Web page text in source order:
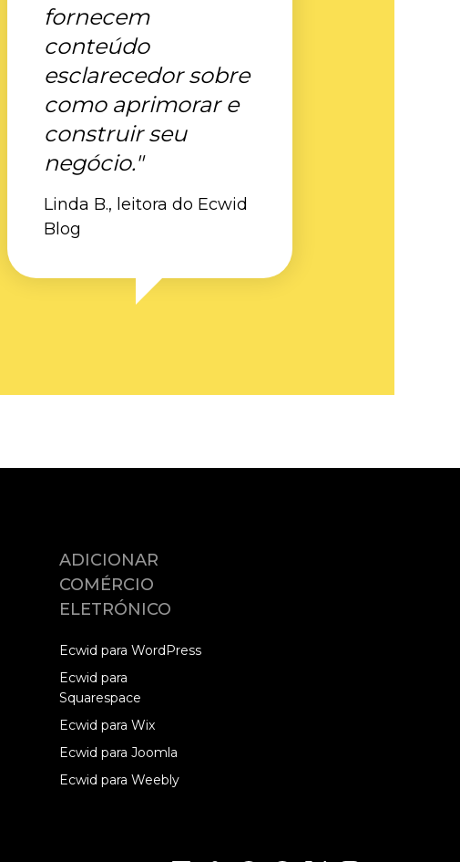
fornecem
conteúdo
esclarecedor sobre
como aprimorar e
construir seu
negócio."
Linda B., leitora do Ecwid
Blog
ADICIONAR
COMÉRCIO
ELETRÓNICO
Ecwid para WordPress
Ecwid para
Squarespace
Ecwid para Wix
Ecwid para Joomla
Ecwid para Weebly